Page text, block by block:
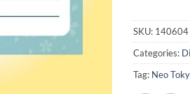
SKU: 140604
Categories:
Tag: Neo